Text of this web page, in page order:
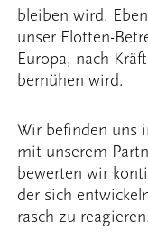
bleiben wird.
unser Flotten-
Europa, nach
bemühen wird.
Wir befinden uns
mit unserem
bewerten wir
der sich
rasch zu reagieren.